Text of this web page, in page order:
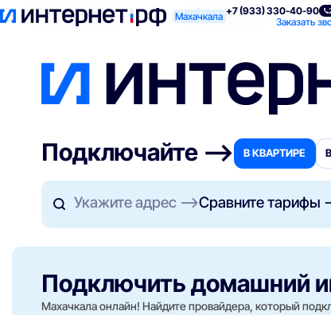
Махачкала +7 (933) 330-40-90
Заказать
Поиск по адресу Для квартиры
Подключайте —> В КВАРТИРЕ
Укажите адрес Сравните тарифы
Подключить домашний
Махачкала онлайн! Найдите провайдера, который